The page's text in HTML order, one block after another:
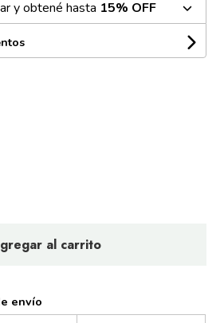
y obtené hasta 15% OFF
al carrito
envío